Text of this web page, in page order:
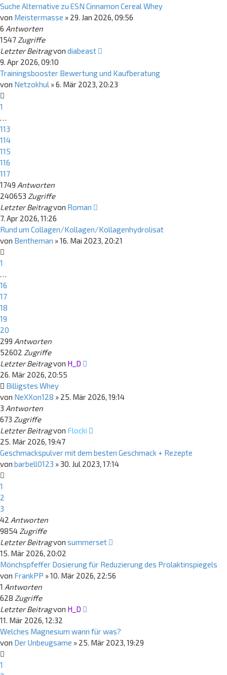
Suche Alternative zu ESN Cinnamon Cereal Whey
von Meistermasse » 29. Jan 2026, 09:56
6 Antworten
1547 Zugriffe
Letzter Beitragvon diabeast
9. Apr 2026, 09:10
Trainingsbooster Bewertung und Kaufberatung
von Netzokhul »6. Mär 2023, 20:23
1
…
113
114
115
116
117
1749 Antworten
240653 Zugriffe
Letzter Beitragvon Roman
7. Apr 2026, 11:26
Rund um Collagen/Kollagen/Kollagenhydrolisat
von Bentheman »16. Mai 2023, 20:21
1
…
16
17
18
19
20
299 Antworten
52602 Zugriffe
Letzter Beitragvon H_D
26. Mär 2026, 20:55
Billigstes Whey
von NeXXon128 » 25. Mär 2026, 19:14
3 Antworten
673 Zugriffe
Letzter Beitragvon Flocki
25. Mär 2026, 19:47
Geschmackspulver mit dem besten Geschmack + Rezepte
von barbell0123 » 30. Jul 2023, 17:14
1
2
3
42 Antworten
9854 Zugriffe
Letzter Beitragvon summerset
15. Mär 2026, 20:02
Mönchspfeffer Dosierung für Reduzierung des Prolaktinspiegels
von FrankPP »10. Mär 2026, 22:56
1 Antworten
628 Zugriffe
Letzter Beitragvon H_D
11. Mär 2026, 12:32
Welches Magnesium wann für was?
von Der Unbeugsame » 25. Mär 2023, 19:29
1